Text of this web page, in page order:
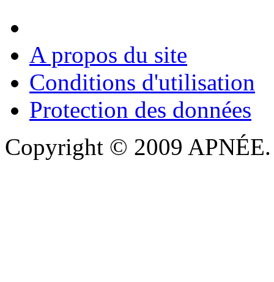
A propos du site
Conditions d'utilisation
Protection des données
Copyright © 2009 APNÉE.